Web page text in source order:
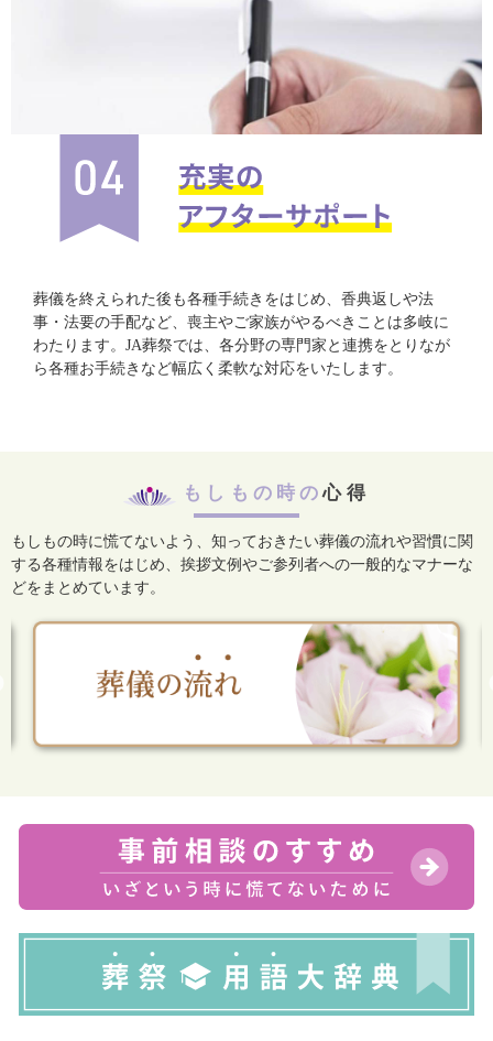
葬儀を終えられた後も各種手続きをはじめ、香典返しや法
事・法要の手配など、喪主やご家族がやるべきことは多岐に
わたります。JA葬祭では、各分野の専門家と連携をとりなが
ら各種お手続きなど幅広く柔軟な対応をいたします。
もしもの時の心得
もしもの時に慌てないよう、知っておきたい葬儀の流れや習慣に関
する各種情報をはじめ、 挨拶文例やご参列者への一般的なマナーな
どをまとめています。